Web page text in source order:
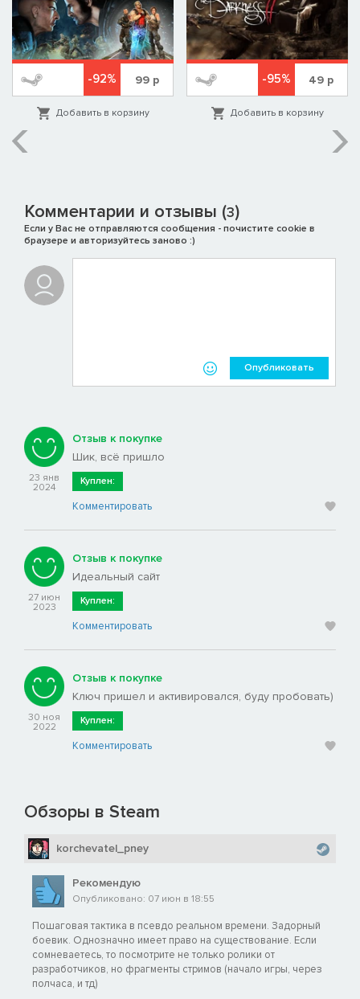
-92% 99р
Добавить в корзину
-95% 49 р
Добавить в корзину
Комментарии и отзывы (3)
Если у Вас не отправляются сообщения - почистите cookie в
браузере и авторизуйтесь заново :)
Опубликовать
23 янв
2024
Отзыв к покупке
Шик, всё пришло
Куплен:
Комментировать
27 июн
2023
Отзыв к покупке
Идеальный сайт
Куплен:
Комментировать
30 ноя
2022
Отзыв к покупке
Ключ пришел и активировался, буду пробовать)
Куплен:
Комментировать
Обзоры в Steam
korchevatel_pney
Рекомендую
Опубликовано: 07 июн в 18:55
Пошаговая тактика в псевдо реальном времени. Задорный
боевик. Однозначно имеет право на существование. Если
сомневаетесь, то посмотрите не только ролики от
разработчиков, но фрагменты стримов (начало игры, через
полчаса, и тд)